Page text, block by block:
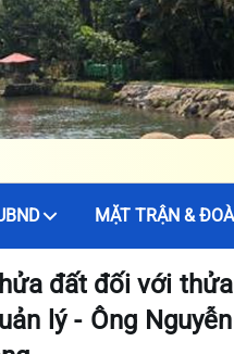
MẶT TRẬN &
đất đối với
lý - Ông